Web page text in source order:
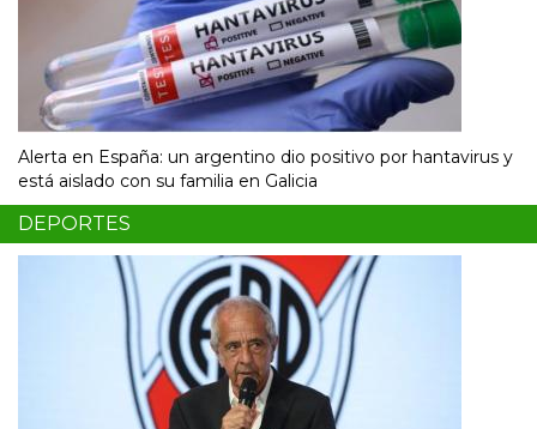
Alerta en España: un argentino dio positivo por hantavirus y
está aislado con su familia en Galicia
DEPORTES